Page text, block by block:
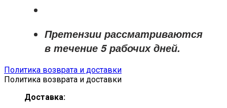
Претензии рассматриваются
в течение 5 рабочих дней.
Политика возврата и доставки
Политика возврата и доставки
Доставка: